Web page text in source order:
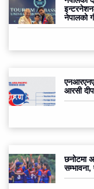
नेपालको
एनआरएनए
आरसी
छनोटमा